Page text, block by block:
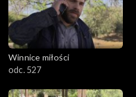
Winnice miłości
odc. 527